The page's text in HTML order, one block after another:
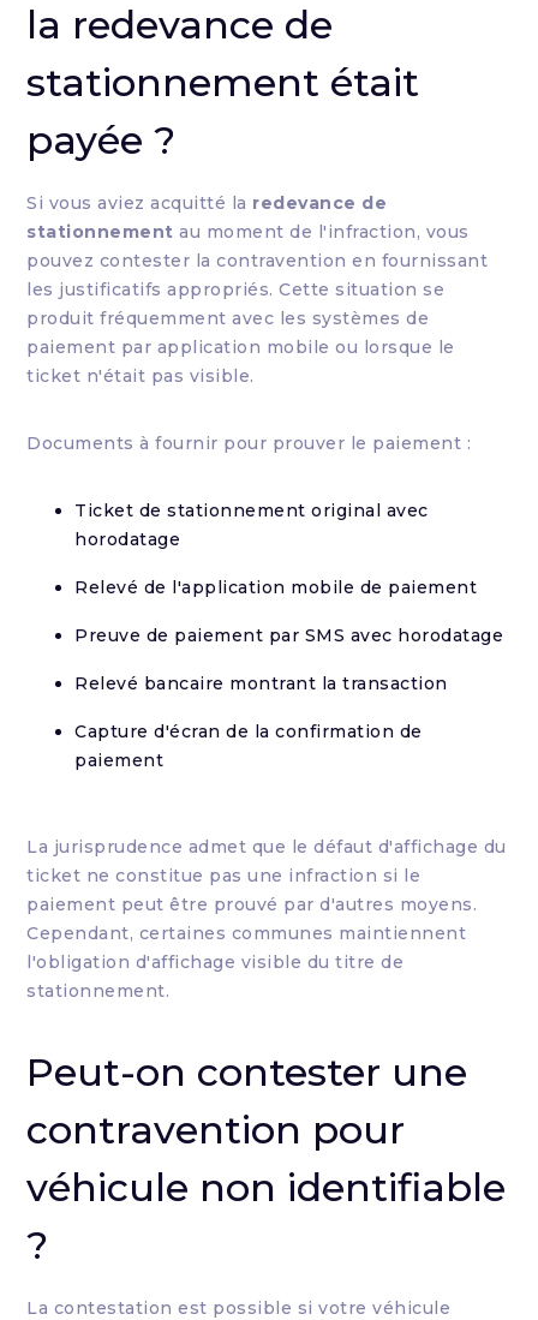
la redevance de
stationnement était
payée ?
Si vous aviez acquitté la redevance de
stationnement au moment de l'infraction, vous
pouvez contester la contravention en fournissant
les justificatifs appropriés. Cette situation se
produit fréquemment avec les systèmes de
paiement par application mobile ou lorsque le
ticket n'était pas visible.
Documents à fournir pour prouver le paiement :
Ticket de stationnement original avec
horodatage
Relevé de l'application mobile de paiement
Preuve de paiement par SMS avec horodatage
Relevé bancaire montrant la transaction
Capture d'écran de la confirmation de
paiement
La jurisprudence admet que le défaut d'affichage du
ticket ne constitue pas une infraction si le
paiement peut être prouvé par d'autres moyens.
Cependant, certaines communes maintiennent
l'obligation d'affichage visible du titre de
stationnement.
Peut-on contester une
contravention pour
véhicule non identifiable
?
La contestation est possible si votre véhicule